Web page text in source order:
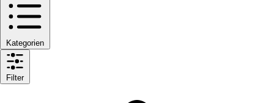
Kategorien
Filter